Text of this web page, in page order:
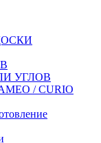
УГЛОВ
/ CURIO